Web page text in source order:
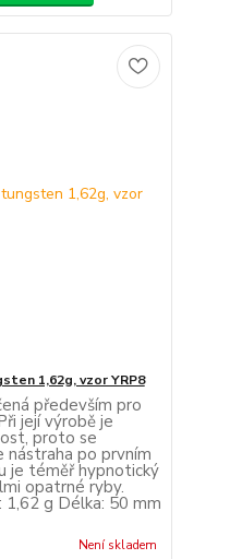
1,62g, vzor YRP8
především pro
její výrobě je
proto se
po prvním
je téměř hypnotický
opatrné ryby.
g Délka: 50 mm
Není skladem